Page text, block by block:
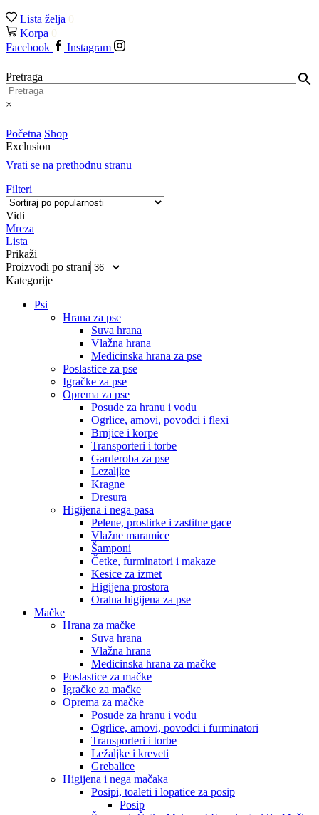
Lista želja 0
Korpa 0
Facebook
Instagram
Pretraga
×
Početna Shop
Exclusion
Vrati se na prethodnu stranu
Filteri
Vidi
Mreza
Lista
Prikaži
Proizvodi po strani
Kategorije
Psi
Hrana za pse
Suva hrana
Vlažna hrana
Medicinska hrana za pse
Poslastice za pse
Igračke za pse
Oprema za pse
Posude za hranu i vodu
Ogrlice, amovi, povodci i flexi
Brnjice i korpe
Transporteri i torbe
Garderoba za pse
Lezaljke
Kragne
Dresura
Higijena i nega pasa
Pelene, prostirke i zastitne gace
Vlažne maramice
Šamponi
Četke, furminatori i makaze
Kesice za izmet
Higijena prostora
Oralna higijena za pse
Mačke
Hrana za mačke
Suva hrana
Vlažna hrana
Medicinska hrana za mačke
Poslastice za mačke
Igračke za mačke
Oprema za mačke
Posude za hranu i vodu
Ogrlice, amovi, povodci i furminatori
Transporteri i torbe
Ležaljke i kreveti
Grebalice
Higijena i nega mačaka
Posipi, toaleti i lopatice za posip
Posip